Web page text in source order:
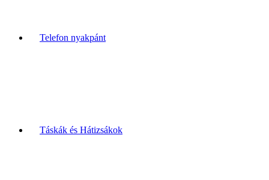
Telefon nyakpánt
Táskák és Hátizsákok